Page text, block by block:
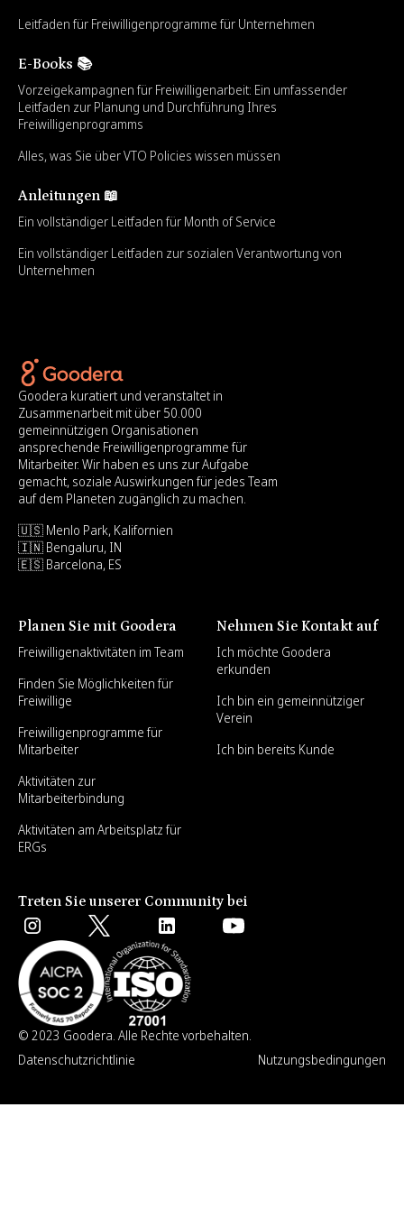
Leitfaden für Freiwilligenprogramme für Unternehmen
E-Books 📚
Vorzeigekampagnen für Freiwilligenarbeit: Ein umfassender
Leitfaden zur Planung und Durchführung Ihres
Freiwilligenprogramms
Alles, was Sie über VTO Policies wissen müssen
Anleitungen 📖
Ein vollständiger Leitfaden für Month of Service
Ein vollständiger Leitfaden zur sozialen Verantwortung von
Unternehmen
Goodera kuratiert und veranstaltet in
Zusammenarbeit mit über 50.000
gemeinnützigen Organisationen
ansprechende Freiwilligenprogramme für
Mitarbeiter. Wir haben es uns zur Aufgabe
gemacht, soziale Auswirkungen für jedes Team
auf dem Planeten zugänglich zu machen.
🇺🇸 Menlo Park, Kalifornien
🇮🇳 Bengaluru, IN
🇪🇸 Barcelona, ES
Planen Sie mit Goodera
Freiwilligenaktivitäten im Team
Finden Sie Möglichkeiten für
Freiwillige
Freiwilligenprogramme für
Mitarbeiter
Aktivitäten zur
Mitarbeiterbindung
Aktivitäten am Arbeitsplatz für
ERGs
Nehmen Sie Kontakt auf
Ich möchte Goodera
erkunden
Ich bin ein gemeinnütziger
Verein
Ich bin bereits Kunde
Treten Sie unserer Community bei
© 2023 Goodera. Alle Rechte vorbehalten.
Datenschutzrichtlinie
Nutzungsbedingungen